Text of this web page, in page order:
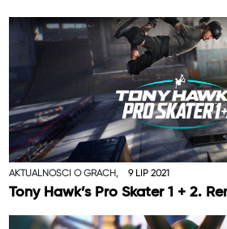
AKTUALNOŚCI O GRACH, 9 LIP 2021
Tony Hawk’s Pro Skater 1 + 2.